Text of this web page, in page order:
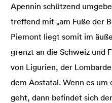
Apennin schützend
treffend mit „am Fuße der
Piemont liegt somit im
grenzt an die Schweiz und
von Ligurien, der
dem Aostatal. Wenn es um
geht, dann befindet sich